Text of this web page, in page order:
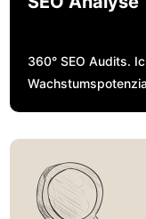
360° SEO Audits.